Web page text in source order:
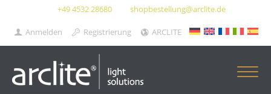
+49 4532 28680 shopbestellung@arclite.de
Anmelden Registrierung ARCLITE